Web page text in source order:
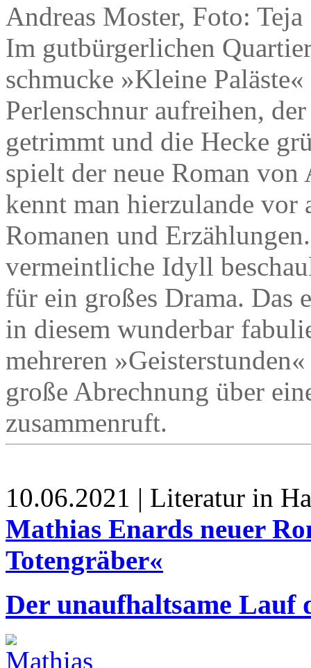
Andreas Moster, Foto: Teja
Im gutbürgerlichen
schmucke »Kleine
Perlenschnur aufreihen,
getrimmt und die Hecke
spielt der neue Roman von
kennt man hierzulande vor
Romanen und
vermeintliche Idyll
für ein großes Drama. Das
in diesem wunderbar
mehreren
große Abrechnung über
zusammenruft.
10.06.2021 | Literatur in
Mathias Enards neuer
Totengräber«
Der unaufhaltsame Lauf